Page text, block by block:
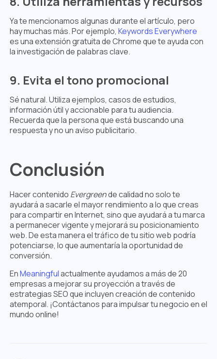
Ya te mencionamos algunas durante el artículo, pero
hay muchas más. Por ejemplo, Keywords Everywhere
es una extensión gratuita de Chrome que te ayuda con
la investigación de palabras clave.
9. Evita el tono promocional
Sé natural. Utiliza ejemplos, casos de estudios,
información útil y accionable para tu audiencia.
Recuerda que la persona que está buscando una
respuesta y no un aviso publicitario.
Conclusión
Hacer contenido Evergreende calidad no solo te
ayudará a sacarle el mayor rendimiento a lo que creas
para compartir en Internet, sino que ayudará a tu marca
a permanecer vigente y mejorará su posicionamiento
web. De esta manera el tráfico de tu sitio web podría
potenciarse, lo que aumentaría la oportunidad de
conversión.
EnMeaningfulactualmente ayudamos a más de 20
empresas a mejorar su proyección a través de
estrategias SEO que incluyen creación de contenido
atemporal. ¡Contáctanos para impulsar tu negocio en el
mundo online!